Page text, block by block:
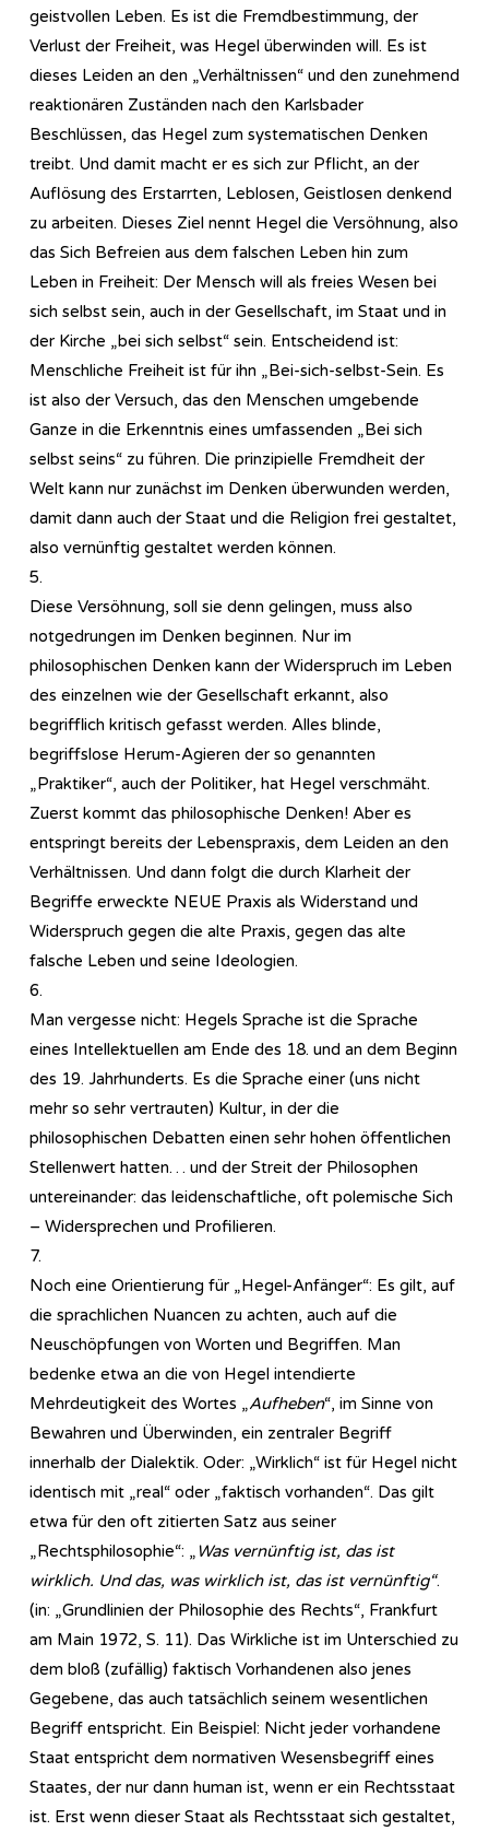
geistvollen Leben. Es ist die Fremdbestimmung, der
Verlust der Freiheit, was Hegel überwinden will. Es ist
dieses Leiden an den „Verhältnissen“ und den zunehmend
reaktionären Zuständen nach den Karlsbader
Beschlüssen, das Hegel zum systematischen Denken
treibt. Und damit macht er es sich zur Pflicht, an der
Auflösung des Erstarrten, Leblosen, Geistlosen denkend
zu arbeiten. Dieses Ziel nennt Hegel die Versöhnung, also
das Sich Befreien aus dem falschen Leben hin zum
Leben in Freiheit: Der Mensch will als freies Wesen bei
sich selbst sein, auch in der Gesellschaft, im Staat und in
der Kirche „bei sich selbst“ sein. Entscheidend ist:
Menschliche Freiheit ist für ihn „Bei-sich-selbst-Sein. Es
ist also der Versuch, das den Menschen umgebende
Ganze in die Erkenntnis eines umfassenden „Bei sich
selbst seins“ zu führen. Die prinzipielle Fremdheit der
Welt kann nur zunächst im Denken überwunden werden,
damit dann auch der Staat und die Religion frei gestaltet,
also vernünftig gestaltet werden können.
5.
Diese Versöhnung, soll sie denn gelingen, muss also
notgedrungen im Denken beginnen. Nur im
philosophischen Denken kann der Widerspruch im Leben
des einzelnen wie der Gesellschaft erkannt, also
begrifflich kritisch gefasst werden. Alles blinde,
begriffslose Herum-Agieren der so genannten
„Praktiker“, auch der Politiker, hat Hegel verschmäht.
Zuerst kommt das philosophische Denken! Aber es
entspringt bereits der Lebenspraxis, dem Leiden an den
Verhältnissen. Und dann folgt die durch Klarheit der
Begriffe erweckte NEUE Praxis als Widerstand und
Widerspruch gegen die alte Praxis, gegen das alte
falsche Leben und seine Ideologien.
6.
Man vergesse nicht: Hegels Sprache ist die Sprache
eines Intellektuellen am Ende des 18. und an dem Beginn
des 19. Jahrhunderts. Es die Sprache einer (uns nicht
mehr so sehr vertrauten) Kultur, in der die
philosophischen Debatten einen sehr hohen öffentlichen
Stellenwert hatten… und der Streit der Philosophen
untereinander: das leidenschaftliche, oft polemische Sich
– Widersprechen und Profilieren.
7.
Noch eine Orientierung für „Hegel-Anfänger“: Es gilt, auf
die sprachlichen Nuancen zu achten, auch auf die
Neuschöpfungen von Worten und Begriffen. Man
bedenke etwa an die von Hegel intendierte
Mehrdeutigkeit des Wortes „Aufheben“, im Sinne von
Bewahren und Überwinden, ein zentraler Begriff
innerhalb der Dialektik. Oder: „Wirklich“ ist für Hegel nicht
identisch mit „real“ oder „faktisch vorhanden“. Das gilt
etwa für den oft zitierten Satz aus seiner
„Rechtsphilosophie“: „Was vernünftig ist, das ist
wirklich. Und das, was wirklich ist, das ist vernünftig“.
(in: „Grundlinien der Philosophie des Rechts“, Frankfurt
am Main 1972, S. 11). Das Wirkliche ist im Unterschied zu
dem bloß (zufällig) faktisch Vorhandenen also jenes
Gegebene, das auch tatsächlich seinem wesentlichen
Begriff entspricht. Ein Beispiel: Nicht jeder vorhandene
Staat entspricht dem normativen Wesensbegriff eines
Staates, der nur dann human ist, wenn er ein Rechtsstaat
ist. Erst wenn dieser Staat als Rechtsstaat sich gestaltet,